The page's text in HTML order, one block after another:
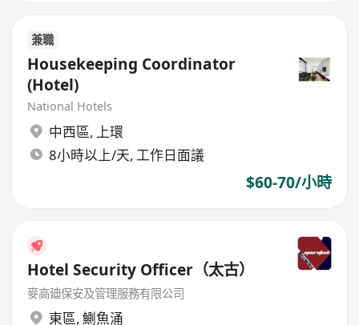
兼職
Housekeeping Coordinator
(Hotel)
National Hotels
中西區, 上環
8小時以上/天, 工作日面議
$60-70/小時
Hotel Security Officer（太古）
麥高廸保安及管理服務有限公司
東區, 鰂魚涌